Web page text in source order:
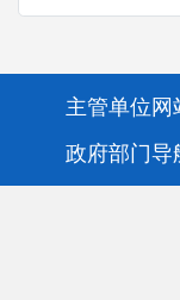
主管单位网
政府部门导